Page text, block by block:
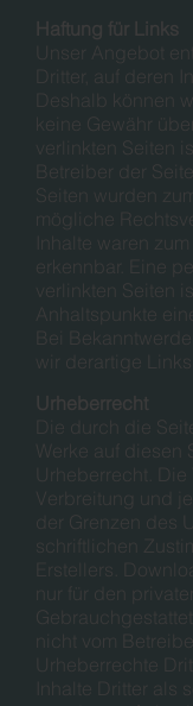
Haftung für Links
Unser Angebot
Dritter, auf deren
Deshalb können
keine Gewähr
verlinkten Seiten
Betreiber der
Seiten wurden
mögliche
Inhalte waren
erkennbar. Eine
verlinkten Seiten
Anhaltspunkte
Bei
wir derartige
Urheberrecht
Die durch die
Werke auf diesen
Urheberrecht.
Verbreitung und
der Grenzen des
schriftlichen
Erstellers.
nur für den
nicht vom
Urheberrechte
Inhalte Dritter als